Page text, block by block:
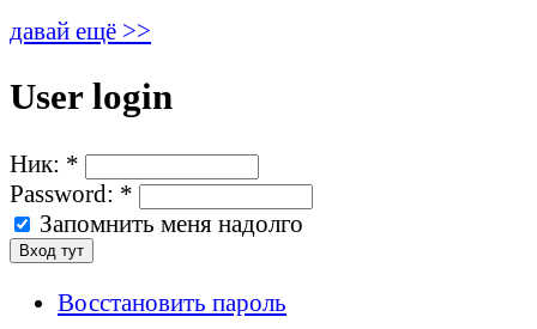
давай ещё >>
User login
Ник: *
Password: *
Запомнить меня надолго
Восстановить пароль